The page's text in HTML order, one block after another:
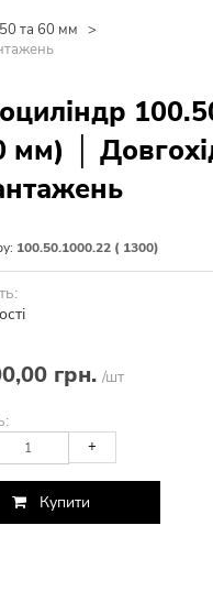
та 60 мм >
мм) │
100.50.1000.22 ( 1300)
грн. /шт
+
Купити